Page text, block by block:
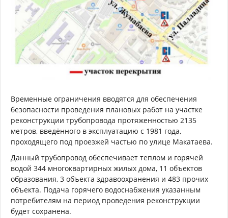
Временные ограничения вводятся для обеспечения
безопасности проведения плановых работ на участке
реконструкции трубопровода протяженностью 2135
метров, введённого в эксплуатацию с 1981 года,
проходящего под проезжей частью по улице Макатаева.
Данный трубопровод обеспечивает теплом и горячей
водой 344 многоквартирных жилых дома, 11 объектов
образования, 3 объекта здравоохранения и 483 прочих
объекта. Подача горячего водоснабжения указанным
потребителям на период проведения реконструкции
будет сохранена.